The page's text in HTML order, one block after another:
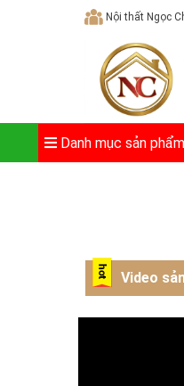
Nội thất Ngọc
Danh mục sản phẩm
Video